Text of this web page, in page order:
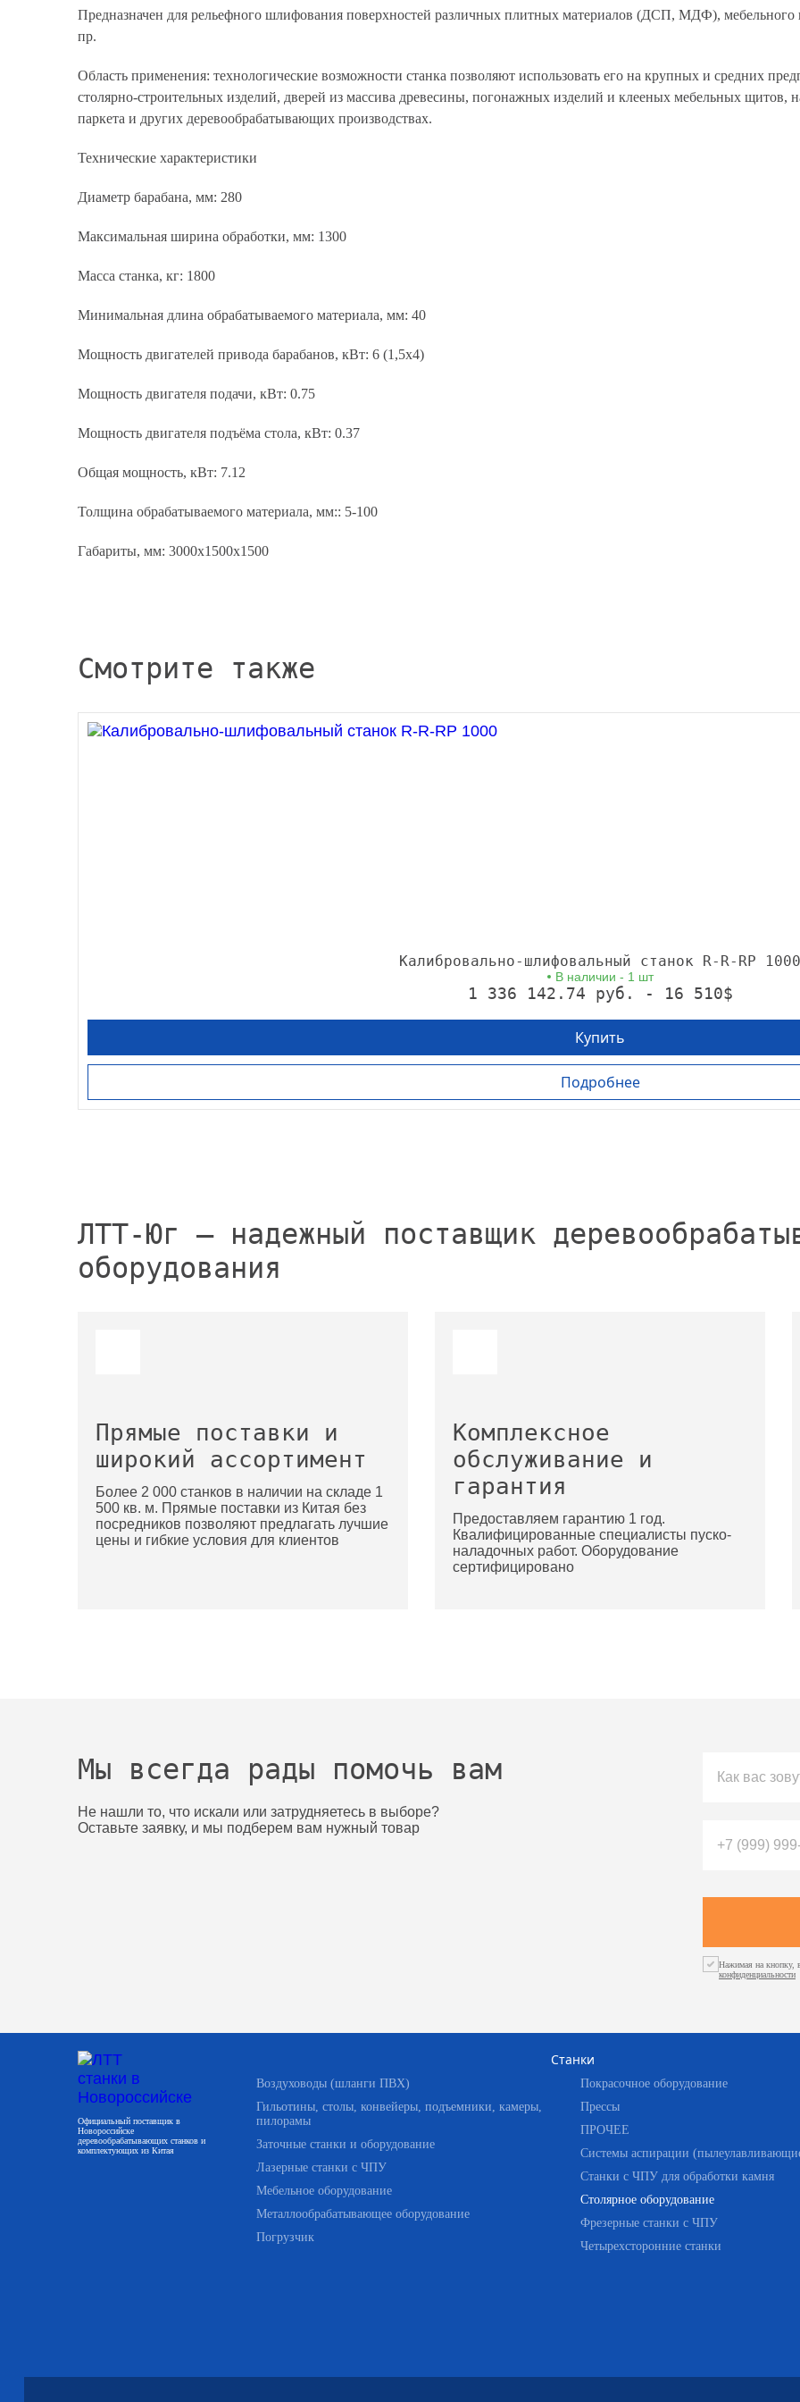
Предназначен для рельефного шлифования поверхностей различных плитных материалов (ДСП, МДФ),
пр.
Область применения: технологические возможности станка позволяют использовать его на крупных и средних
столярно-строительных изделий, дверей из массива древесины, погонажных изделий и клееных мебельных щитов,
паркета и других деревообрабатывающих производствах.
Технические характеристики
Диаметр барабана, мм: 280
Максимальная ширина обработки, мм: 1300
Масса станка, кг: 1800
Минимальная длина обрабатываемого материала, мм: 40
Мощность двигателей привода барабанов, кВт: 6 (1,5х4)
Мощность двигателя подачи, кВт: 0.75
Мощность двигателя подъёма стола, кВт: 0.37
Общая мощность, кВт: 7.12
Толщина обрабатываемого материала, мм:: 5-100
Габариты, мм: 3000х1500х1500
Смотрите также
Калибровально-шлифовальный станок R-R-RP 1000
В наличии - 1 шт
1 336 142.74 руб. - 16 510$
Купить
Подробнее
ЛТТ-Юг — надежный поставщик
оборудования
Прямые поставки и
широкий ассортимент
Более 2 000 станков в наличии на складе 1
500 кв. м. Прямые поставки из Китая без
посредников позволяют предлагать лучшие
цены и гибкие условия для клиентов
Комплексное
обслуживание и
гарантия
Предоставляем гарантию 1 год.
Квалифицированные специалисты пуско-
наладочных работ. Оборудование
сертифицировано
Мы всегда рады помочь вам
Не нашли то, что искали или затрудняетесь в выборе?
Оставьте заявку, и мы подберем вам нужный товар
Нажимая на кнопку,
конфиденциальности
Официальный поставщик в
Новороссийске
деревообрабатывающих станков и
комплектующих из Китая
Станки
Воздуховоды (шланги ПВХ)
Гильотины, столы, конвейеры, подъемники, камеры,
пилорамы
Заточные станки и оборудование
Лазерные станки с ЧПУ
Мебельное оборудование
Металлообрабатывающее оборудование
Погрузчик
Покрасочное оборудование
Прессы
ПРОЧЕЕ
Системы аспирации
Станки с ЧПУ для обработки камня
Столярное оборудование
Фрезерные станки с ЧПУ
Четырехсторонние станки